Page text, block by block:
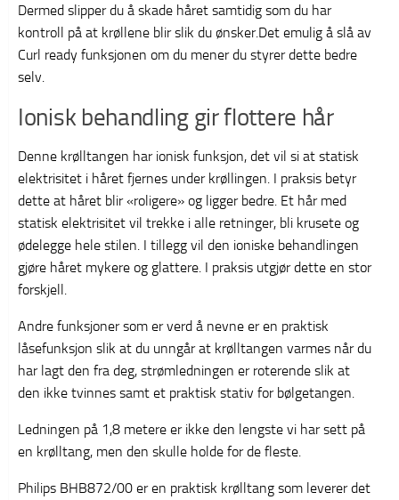
Dermed slipper du å skade håret samtidig som du har
kontroll på at krøllene blir slik du ønsker.Det emulig å slå av
Curl ready funksjonen om du mener du styrer dette bedre
selv.
Ionisk behandling gir flottere hår
Denne krølltangen har ionisk funksjon, det vil si at statisk
elektrisitet i håret fjernes under krøllingen. I praksis betyr
dette at håret blir «roligere» og ligger bedre. Et hår med
statisk elektrisitet vil trekke i alle retninger, bli krusete og
ødelegge hele stilen. I tillegg vil den ioniske behandlingen
gjøre håret mykere og glattere. I praksis utgjør dette en stor
forskjell.
Andre funksjoner som er verd å nevne er en praktisk
låsefunksjon slik at du unngår at krølltangen varmes når du
har lagt den fra deg, strømledningen er roterende slik at
den ikke tvinnes samt et praktisk stativ for bølgetangen.
Ledningen på 1,8 metere er ikke den lengste vi har sett på
en krølltang, men den skulle holde for de fleste.
Philips BHB872/00 er en praktisk krølltang som leverer det